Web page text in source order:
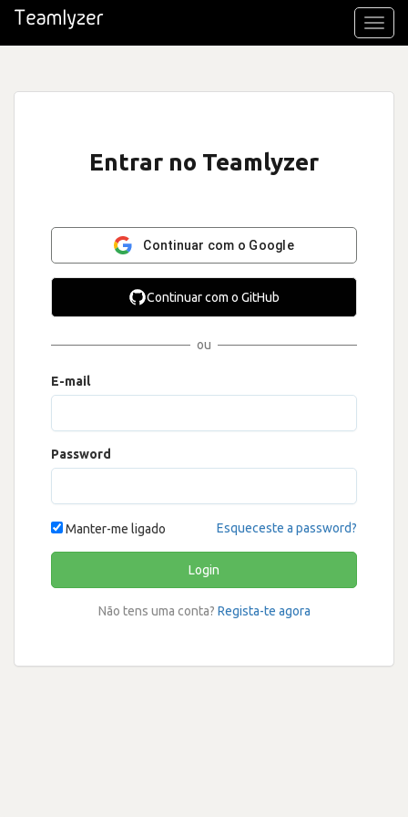
Entrar no Teamlyzer
Continuar com o Google
Continuar com o GitHub
ou
E-mail
Password
Manter-me ligado Esqueceste a password?
Login
Não tens uma conta? Regista-te agora